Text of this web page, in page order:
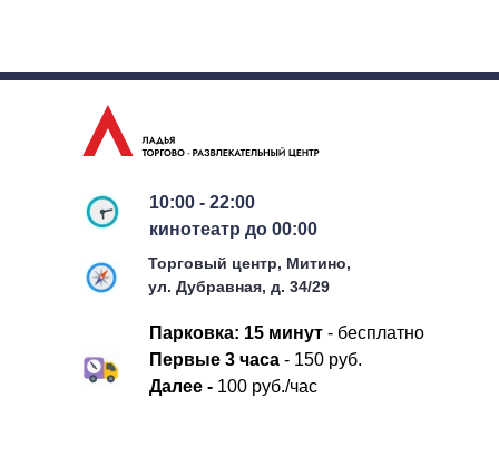
Торговый центр, Митино,
ул. Дубравная, д. 34/29
10:00 - 22:00
кинотеатр до 00:00
Парковка: 15 минут - бесплатно
Первые 3 часа - 150 руб.
Далее - 100 руб./час